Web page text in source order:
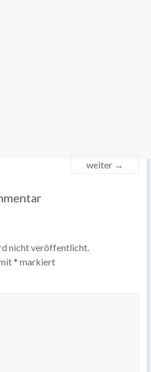
weiter →
nicht veröffentlicht.
* markiert